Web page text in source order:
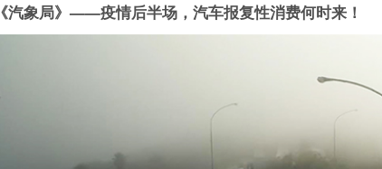
《汽象局》——疫情后半场，汽车报复性消费何时来！